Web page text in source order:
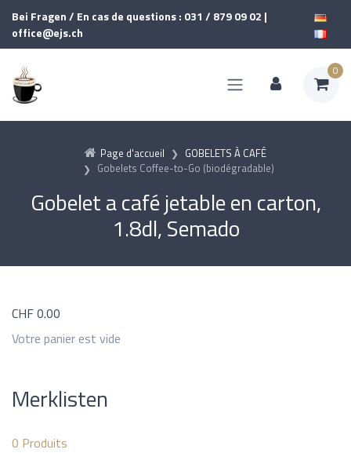
Bei Fragen / En cas de questions : 031 / 879 09 02 |
office@ejs.ch
0
Page d'accueil
GOBELETS À CAFÉ
Gobelets Coffee-to-Go (biodégradable)
Gobelet a café jetable en carton,
1.8dl, Semado
CHF0.00
Votre panier est vide
Merklisten
0 Produits